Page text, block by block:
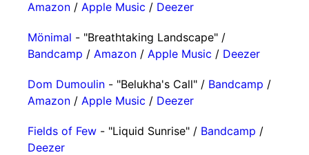
Amazon / Apple Music / Deezer
Mönimal - "Breathtaking Landscape" /
Bandcamp / Amazon / Apple Music / Deezer
Dom Dumoulin - "Belukha's Call" / Bandcamp /
Amazon / Apple Music / Deezer
Fields of Few - "Liquid Sunrise" / Bandcamp /
Deezer